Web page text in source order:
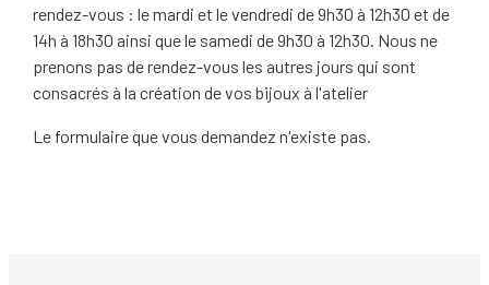
rendez-vous : le mardi et le vendredi de 9h30 à 12h30 et de
14h à 18h30 ainsi que le samedi de 9h30 à 12h30. Nous ne
prenons pas de rendez-vous les autres jours qui sont
consacrés à la création de vos bijoux à l'atelier
Le formulaire que vous demandez n'existe pas.